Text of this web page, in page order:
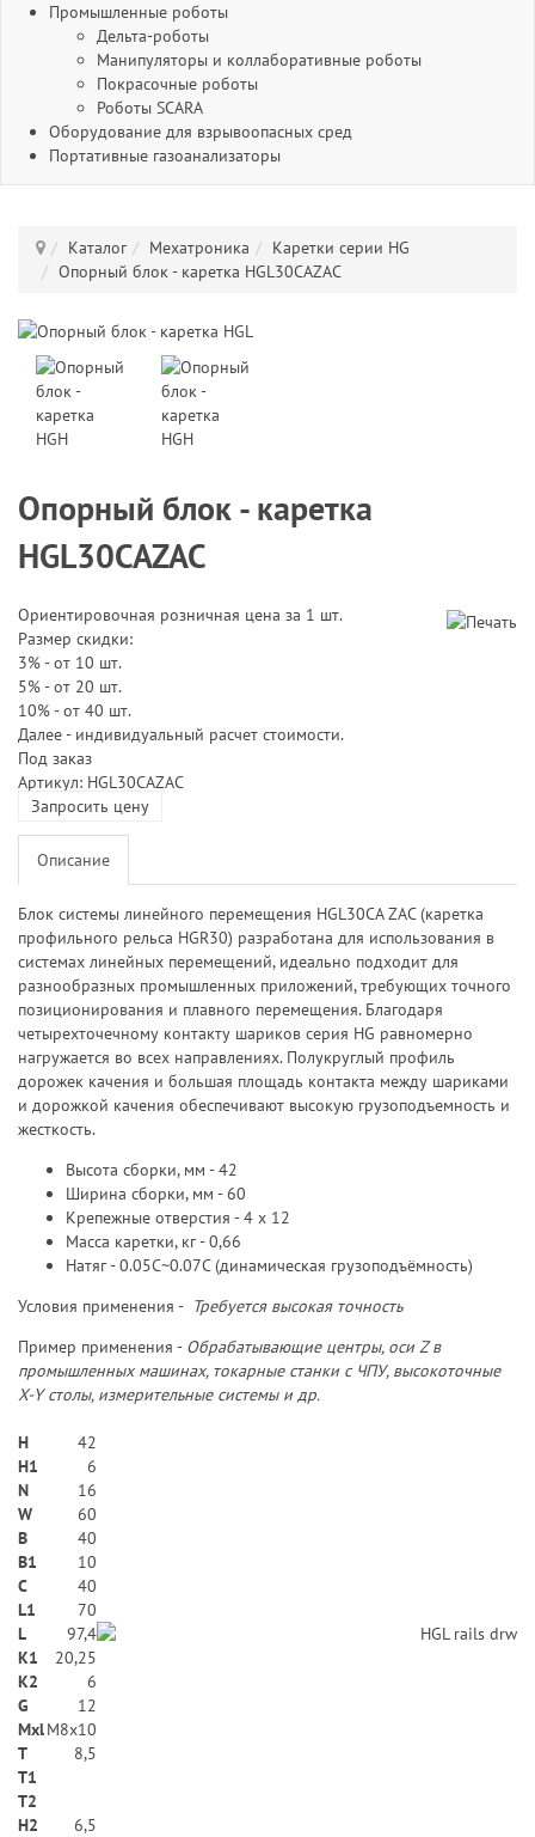
Промышленные роботы
Дельта-роботы
Манипуляторы и коллаборативные роботы
Покрасочные роботы
Роботы SCARA
Оборудование для взрывоопасных сред
Портативные газоанализаторы
Каталог Мехатроника
Каретки серии HG
Опорный блок - каретка HGL30CAZAC
Опорный блок - каретка
HGL30CAZAC
Ориентировочная розничная цена за 1 шт.
Размер скидки:
3% - от 10 шт.
5% - от 20 шт.
10% - от 40 шт.
Далее - индивидуальный расчет стоимости.
Под заказ
Артикул: HGL30CAZAC
Запросить цену
Описание
Блок системы линейного перемещения HGL30CA ZAC (каретка
профильного рельса HGR30) разработана для использования в
системах линейных перемещений, идеально подходит для
разнообразных промышленных приложений, требующих точного
позиционирования и плавного перемещения. Благодаря
четырехточечному контакту шариков серия HG равномерно
нагружается во всех направлениях. Полукруглый профиль
дорожек качения и большая площадь контакта между шариками
и дорожкой качения обеспечивают высокую грузоподъемность и
жесткость.
Высота сборки, мм - 42
Ширина сборки, мм - 60
Крепежные отверстия - 4 х 12
Масса каретки, кг - 0,66
Натяг - 0.05C~0.07C (динамическая грузоподъёмность)
Условия применения - Требуется высокая точность
Пример применения - Обрабатывающие центры, оси Z в
промышленных машинах, токарные станки с ЧПУ, высокоточные
X-Y столы, измерительные системы и др.
H
42
H1
6
N
16
W
60
В
40
B1
10
C
40
L1
70
L
97,4
K1
20,25
K2
6
G
12
MxlM8x10
T
8,5
T1
T2
H2
6,5